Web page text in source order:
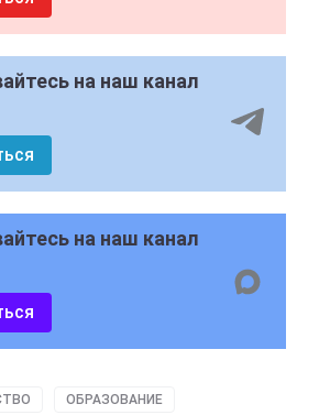
на наш канал
на наш канал
ОБРАЗОВАНИЕ